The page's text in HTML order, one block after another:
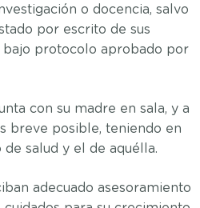
o docencia, salvo
por escrito de sus
bajo protocolo aprobado por
con su madre en sala, y a
breve posible, teniendo en
salud y el de aquélla.
adecuado asesoramiento